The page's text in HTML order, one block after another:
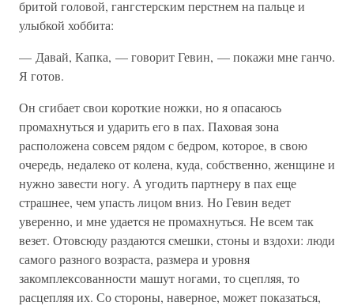
бритой головой, гангстерским перстнем на пальце и
улыбкой хоббита:
— Давай, Капка, — говорит Гевин, — покажи мне ганчо.
Я готов.
Он сгибает свои короткие ножки, но я опасаюсь
промахнуться и ударить его в пах. Паховая зона
расположена совсем рядом с бедром, которое, в свою
очередь, недалеко от колена, куда, собственно, женщине и
нужно завести ногу. А угодить партнеру в пах еще
страшнее, чем упасть лицом вниз. Но Гевин ведет
уверенно, и мне удается не промахнуться. Не всем так
везет. Отовсюду раздаются смешки, стоны и вздохи: люди
самого разного возраста, размера и уровня
закомплексованности машут ногами, то сцепляя, то
расцепляя их. Со стороны, наверное, может показаться,